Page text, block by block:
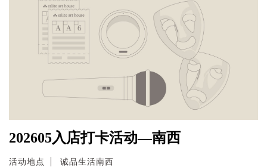
202605入店打卡活动—南西
活动地点
诚品生活南西